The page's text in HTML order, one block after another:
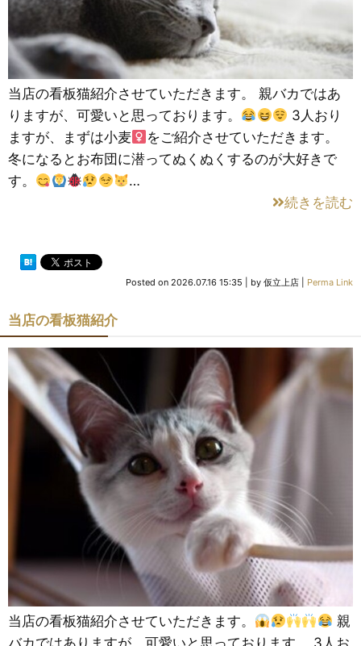
当店の看板猫紹介させていただきます。 親バカではあ
りますが、可愛いと思っております。
3人おり
ますが、まずは小麦
をご紹介させていただきます。
冬になるとお布団に潜ってぬくぬくするのが大好きで
す。
…
続きを読む
Posted on 2026.07.16 15:35 by 仮立上店 Perma Link
当店の看板猫紹介
当店の看板猫紹介させていただきます。
親